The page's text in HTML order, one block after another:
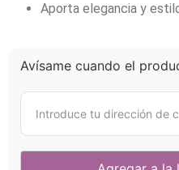
Aporta elegancia y
Avísame cuando el